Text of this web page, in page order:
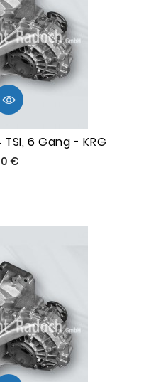
6 Gang - KRG
€